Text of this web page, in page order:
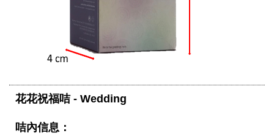
花花祝福咭 - Wedding
咭內信息：